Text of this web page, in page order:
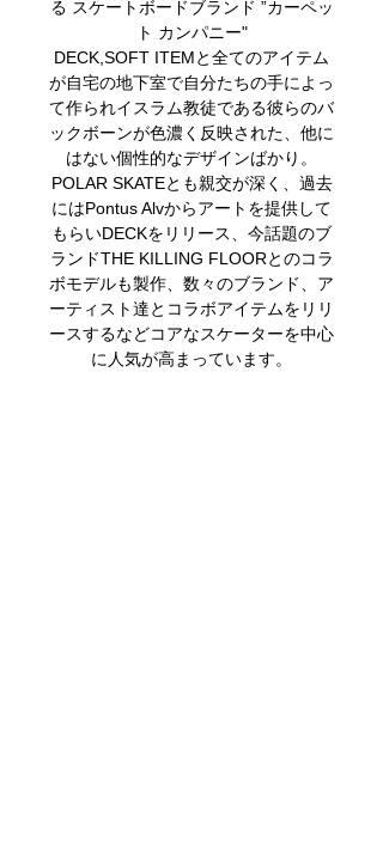
る スケートボードブランド ”カーペッ
ト カンパニー"
DECK,SOFT ITEMと全てのアイテム
が自宅の地下室で自分たちの手によっ
て作られイスラム教徒である彼らのバ
ックボーンが色濃く反映された、他に
はない個性的なデザインばかり。
POLAR SKATEとも親交が深く、過去
にはPontus Alvからアートを提供して
もらいDECKをリリース、今話題のブ
ランドTHE KILLING FLOORとのコラ
ボモデルも製作、数々のブランド、ア
ーティスト達とコラボアイテムをリリ
ースするなどコアなスケーターを中心
に人気が高まっています。